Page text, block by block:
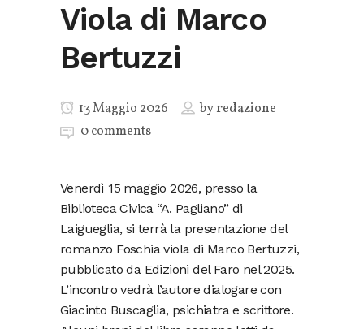
Viola di Marco
Bertuzzi
13 Maggio 2026 byredazione
0 comments
Venerdì 15 maggio 2026, presso la
Biblioteca Civica “A. Pagliano” di
Laigueglia, si terrà la presentazione del
romanzo Foschia viola di Marco Bertuzzi,
pubblicato da Edizioni del Faro nel 2025.
L’incontro vedrà l’autore dialogare con
Giacinto Buscaglia, psichiatra e scrittore.